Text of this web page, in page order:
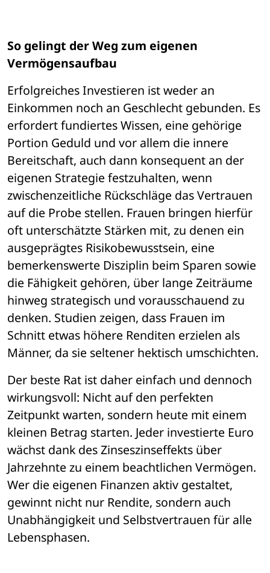
So gelingt der Weg zum eigenen
Vermögensaufbau
Erfolgreiches Investieren ist weder an
Einkommen noch an Geschlecht gebunden. Es
erfordert fundiertes Wissen, eine gehörige
Portion Geduld und vor allem die innere
Bereitschaft, auch dann konsequent an der
eigenen Strategie festzuhalten, wenn
zwischenzeitliche Rückschläge das Vertrauen
auf die Probe stellen. Frauen bringen hierfür
oft unterschätzte Stärken mit, zu denen ein
ausgeprägtes Risikobewusstsein, eine
bemerkenswerte Disziplin beim Sparen sowie
die Fähigkeit gehören, über lange Zeiträume
hinweg strategisch und vorausschauend zu
denken. Studien zeigen, dass Frauen im
Schnitt etwas höhere Renditen erzielen als
Männer, da sie seltener hektisch umschichten.
Der beste Rat ist daher einfach und dennoch
wirkungsvoll: Nicht auf den perfekten
Zeitpunkt warten, sondern heute mit einem
kleinen Betrag starten. Jeder investierte Euro
wächst dank des Zinseszinseffekts über
Jahrzehnte zu einem beachtlichen Vermögen.
Wer die eigenen Finanzen aktiv gestaltet,
gewinnt nicht nur Rendite, sondern auch
Unabhängigkeit und Selbstvertrauen für alle
Lebensphasen.